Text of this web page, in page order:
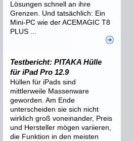
Lösungen schnell an ihre
Grenzen. Und tatsächlich: Ein
Mini-PC wie der ACEMAGIC T8
PLUS ...
Testbericht: PITAKA Hülle
für iPad Pro 12.9
Hüllen für iPads sind
mittlerweile Massenware
geworden. Am Ende
unterscheiden sie sich nicht
wirklich groß voneinander, Preis
und Hersteller mögen variieren,
die Funktion in den meisten